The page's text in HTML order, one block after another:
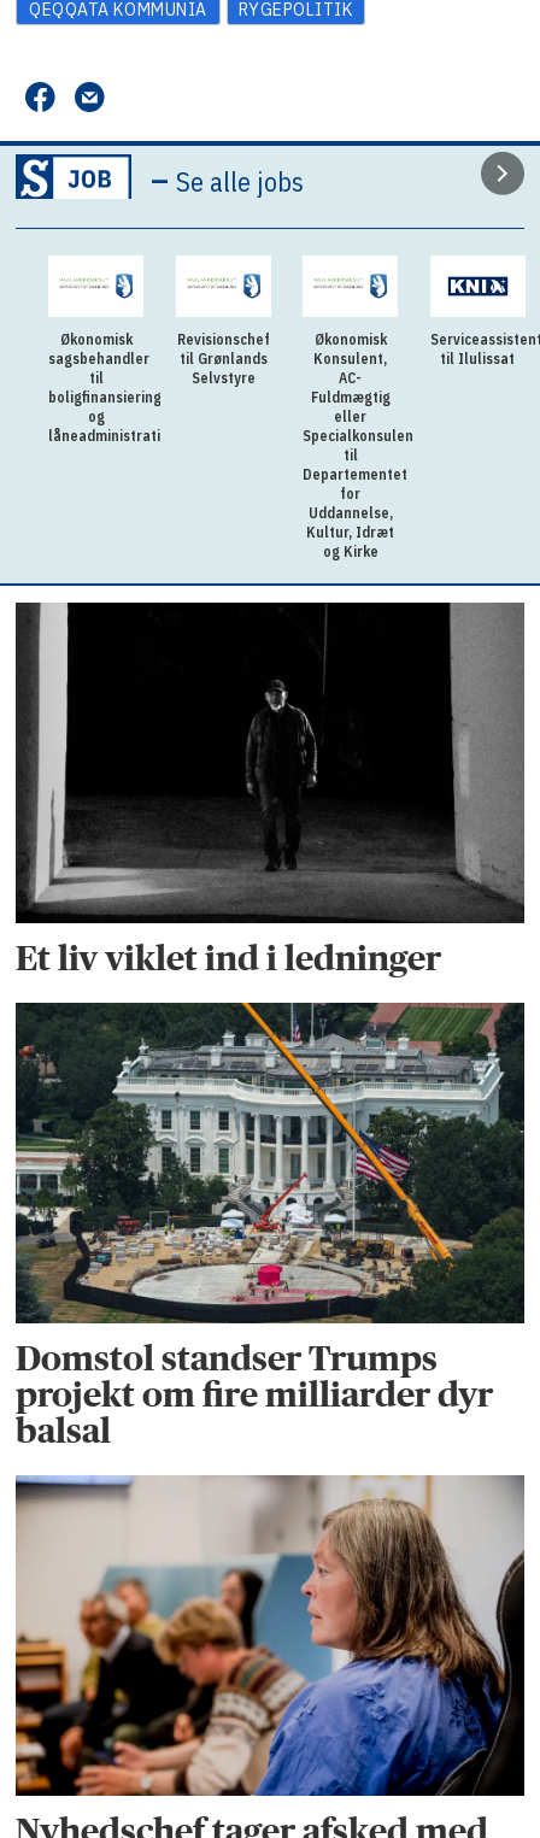
QEQQATA KOMMUNIA RYGEPOLITIK
–Se alle jobs
Økonomisk
sagsbehandler
til
boligfinansiering
og
låneadministration
Revisionschef
til Grønlands
Selvstyre
Økonomisk
Konsulent,
AC-
Fuldmægtig
eller
Specialkonsulent
til
Departementet
for
Uddannelse,
Kultur, Idræt
og Kirke
til Ilulissat
Et liv viklet ind i ledninger
Domstol standser Trumps
projekt om fire milliarder dyr
balsal